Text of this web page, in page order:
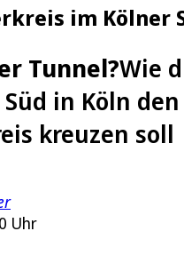
im Kölner
Tunnel?Wie
in Köln den
kreuzen soll
Uhr